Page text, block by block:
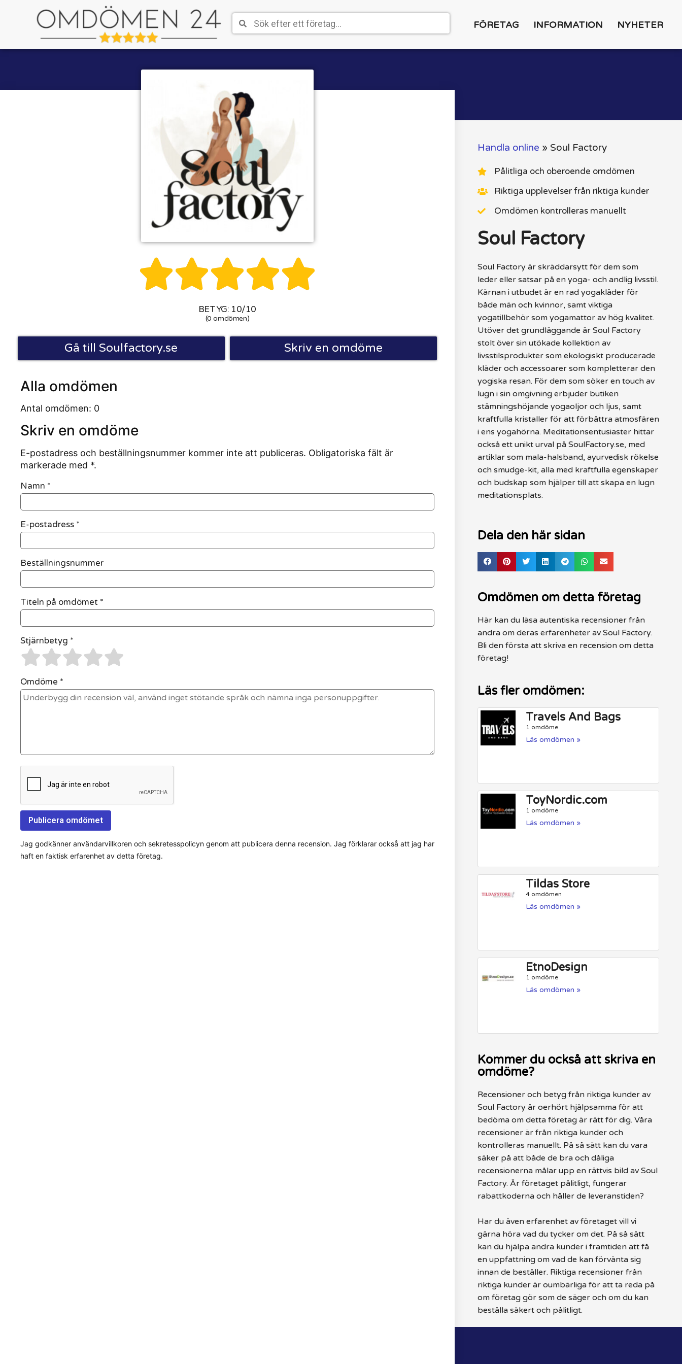
FÖRETAG INFORMATION NYHETER

BETYG: 10/10
(0 omdömen)
Gå till Soulfactory.se Skriv en omdöme
Alla omdömen
Antal omdömen: 0
Skriv en omdöme
E-postadress och beställningsnummer kommer inte att publiceras. Obligatoriska fält är
markerade med *.
Namn *
E-postadress *
Beställningsnummer
Titeln på omdömet *
Stjärnbetyg *
Omdöme *
Jag godkänner användarvillkoren och sekretesspolicyn genom att publicera denna recension. Jag förklarar också att jag har
haft en faktisk erfarenhet av detta företag.
Handla online » Soul Factory
Pålitliga och oberoende omdömen
Riktiga upplevelser från riktiga kunder
Omdömen kontrolleras manuellt
Soul Factory
Soul Factory är skräddarsytt för dem som
leder eller satsar på en yoga- och andlig livsstil.
Kärnan i utbudet är en rad yogakläder för
både män och kvinnor, samt viktiga
yogatillbehör som yogamattor av hög kvalitet.
Utöver det grundläggande är Soul Factory
stolt över sin utökade kollektion av
livsstilsprodukter som ekologiskt producerade
kläder och accessoarer som kompletterar den
yogiska resan. För dem som söker en touch av
lugn i sin omgivning erbjuder butiken
stämningshöjande yogaoljor och ljus, samt
kraftfulla kristaller för att förbättra atmosfären
i ens yogahörna. Meditationsentusiaster hittar
också ett unikt urval på SoulFactory.se, med
artiklar som mala-halsband, ayurvedisk rökelse
och smudge-kit, alla med kraftfulla egenskaper
och budskap som hjälper till att skapa en lugn
meditationsplats.
Dela den här sidan
Omdömen om detta företag
Här kan du läsa autentiska recensioner från
andra om deras erfarenheter av Soul Factory.
Bli den första att skriva en recension om detta
företag!
Läs fler omdömen:
Travels And Bags
1 omdöme
Läs omdömen »
ToyNordic.com
1 omdöme
Läs omdömen »
Tildas Store
4 omdömen
Läs omdömen »
EtnoDesign
1 omdöme
Läs omdömen »
Kommer du också att skriva en
omdöme?
Recensioner och betyg från riktiga kunder av
Soul Factory är oerhört hjälpsamma för att
bedöma om detta företag är rätt för dig. Våra
recensioner är från riktiga kunder och
kontrolleras manuellt. På så sätt kan du vara
säker på att både de bra och dåliga
recensionerna målar upp en rättvis bild av Soul
Factory. Är företaget pålitligt, fungerar
rabattkoderna och håller de leveranstiden?
Har du även erfarenhet av företaget vill vi
gärna höra vad du tycker om det. På så sätt
kan du hjälpa andra kunder i framtiden att få
en uppfattning om vad de kan förvänta sig
innan de beställer. Riktiga recensioner från
riktiga kunder är oumbärliga för att ta reda på
om företag gör som de säger och om du kan
beställa säkert och pålitligt.